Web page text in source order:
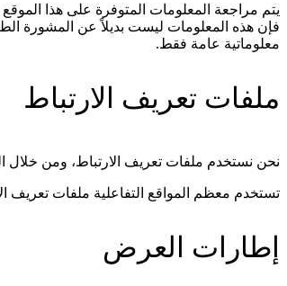
يتم مراجعة المعلومات المتوفرة على هذا الموقع
فإن هذه المعلومات ليست بديلاً عن المشورة
معلوماتية عامة فقط.
ملفات تعريف الارتباط
نحن نستخدم ملفات تعريف الارتباط، ومن خلال
تستخدم معظم المواقع التفاعلية ملفات تعريف
إطارات العرض